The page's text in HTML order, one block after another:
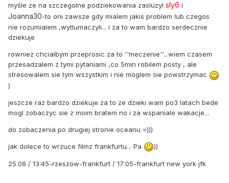
myśle ze na szczegolne podziekowania zasluzyl sly6 i
Joanna30-to oni zawsze gdy mialem jakis problem lub czegos
nie rozumialem ,wytlumaczyli... i za to wam bardzo serdecznie
dziekuje
rowniez chcialbym przeprosic za to ''meczenie''...wiem czasem
przesadzalem z tymi pytaniami ,co 5min robilem posty , ale
stresowalem sie tym wszystkim i nie moglem sie powstrzymac
)
jeszcze raz bardzo dziekuje za to ze dzieki wam po3 latach bede
mogl zobaczyc sie z moim bratem no i za wspaniale wakacje...
do zobaczenia po drugiej stronie oceanu =)))
jak dolece to wrzuce filmz frankfurtu... Pa ))
25.06 / 13:45-rzeszow-frankfurt / 17:05-frankfurt new york jfk